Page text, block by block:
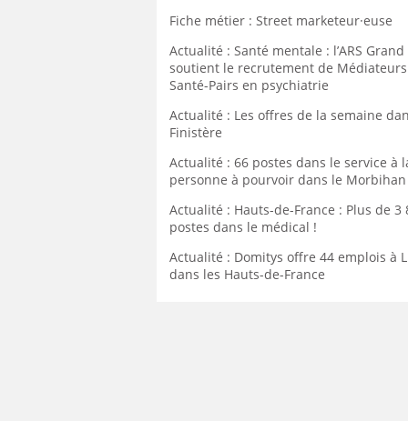
Fiche métier : Street marketeur·euse
Actualité : Santé mentale : l’ARS Grand
soutient le recrutement de
Santé-Pairs en psychiatrie
Actualité : Les offres de la semaine
Finistère
Actualité : 66 postes dans le service à
personne à pourvoir dans le Morbihan
Actualité : Hauts-de-France : Plus de 3
postes dans le médical !
Actualité : Domitys offre 44 emplois à
dans les Hauts-de-France